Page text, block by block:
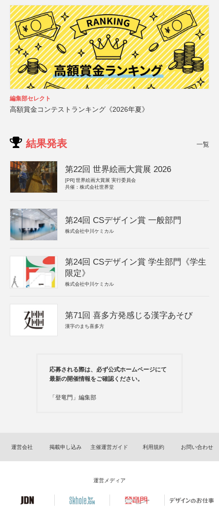
編集部セレクト
高額賞金コンテストランキング《2026年夏》
結果発表 一覧
第22回 世界絵画大賞展 2026
[PR] 世界絵画大賞展 実行委員会
共催：株式会社世界堂
第24回 CSデザイン賞 一般部門
株式会社中川ケミカル
第24回 CSデザイン賞 学生部門《学生
限定》
株式会社中川ケミカル
第71回 喜多方発感じる漢字あそび
漢字のまち喜多方
応募される際は、必ず公式ホームページにて
最新の開催情報をご確認ください。
「登竜門」編集部
運営会社 掲載申し込み 主催運営ガイド 利用規約 お問い合わせ
運営メディア